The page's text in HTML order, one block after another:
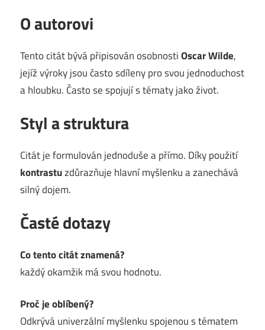
O autorovi
Tento citát bývá připisován osobnostiOscar Wilde,
jejíž výroky jsou často sdíleny pro svou jednoduchost
a hloubku. Často se spojují s tématy jako život.
Styl a struktura
Citát je formulován jednoduše a přímo. Díky použití
kontrastuzdůrazňuje hlavní myšlenku a zanechává
silný dojem.
Časté dotazy
Co tento citát znamená?
každý okamžik má svou hodnotu.
Proč je oblíbený?
Odkrývá univerzální myšlenku spojenou s tématem